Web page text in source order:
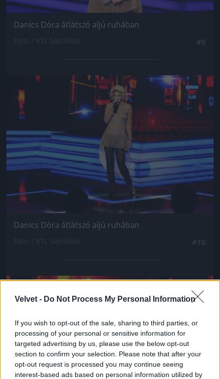
Velvet - Do Not Process My Personal Information
If you wish to opt-out of the sale, sharing to third parties, or
processing of your personal or sensitive information for
targeted advertising by us, please use the below opt-out
section to confirm your selection. Please note that after your
opt-out request is processed you may continue seeing
interest-based ads based on personal information utilized by
Danics Dóra átlátszó aljú ruhában
Jön még kép!
Danics Dóra átlátszó aljú ruhában